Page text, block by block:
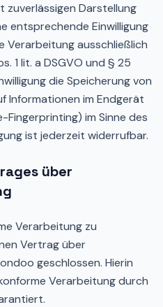
zuverlässigen Darstellung
entsprechende Einwilligung
Verarbeitung ausschließlich
1 lit. a DSGVO und § 25
die Speicherung von
Informationen im Endgerät
Fingerprinting) im Sinne des
ist jederzeit widerrufbar.
über
Verarbeitung zu
Vertrag über
geschlossen. Hierin
Verarbeitung durch